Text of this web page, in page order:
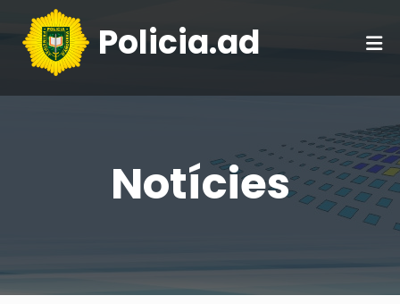
Policia.ad
Notícies